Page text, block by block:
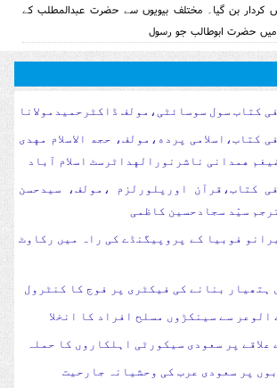
کردار بن گیا۔ مختلف بیویوں سے حضرت عبدالمطلب کے
حضرت ابوطالب جو رسول
کتاب سول سوسا‏‏ئٹی،مولف ڈاکٹرحمیدمولانا
کتاب،اسلامی پرده،مولف، حجه الاسلام مهدی
همدانی ناشرنورالهداٹرسٹ اسلام آباد
کتاب،قرآن اورپلورلزم ،مولف، سیدحسن
سیّد سجادحسین کاظمی
فوبیا کے پروپیگنڈے کی راہ میں رکاوٹ
ہتھیار بنانے کی فیکٹری پر فوج کا کنٹرول
الوعر سے سینکڑوں مسلح افراد کا انخلا
پر سعودی سیکورٹی اہلکاروں کا حملہ
پر سعودی عرب کی وحشیانہ جارحیت